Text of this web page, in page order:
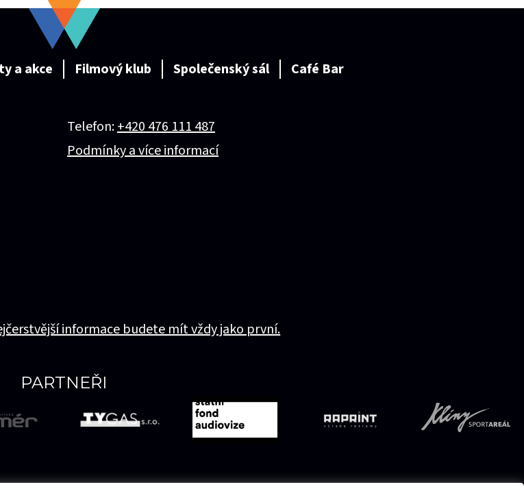
a akce Filmový klub Společenský sál Café Bar
PARTNEŘI
Telefon:+420 476 111 487
Podmínky a více informací
informace budete mít vždy jako první.